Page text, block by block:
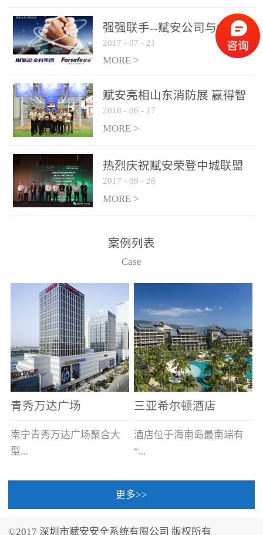
是针对这种高大空间建筑
物的消防设施、设备通过
现场图像的实时获取、预
处理和特征提取分析，实
现火焰的跟踪和识别。能
更早的进行预警，达到早
报早防的效果。 系统构
成示意图： 图像型火灾
和监控端两大部分组成。
两者之间通过以太网相
联，一台监控主机最多可
从监控主机上获取，最多
只能接6台，超过的需从现
强强联手--赋安公司与金科
集团达成战略合作协议
2017 - 07 - 21
MORE >
赋安亮相山东消防展 赢得智
慧消防新荣耀
2018 - 06 - 17
MORE >
热烈庆祝赋安荣登中城联盟
联合采购战略合作平台
2017 - 09 - 28
MORE >
案例列表
Case
青秀万达广场
南宁青秀万达广场聚合大
型...
三亚希尔顿酒店
酒店位于海南岛最南端有
“...
中国的海岛天堂”之美称的
更多>>
©2017 深圳市赋安安全系统有限公司 版权所有